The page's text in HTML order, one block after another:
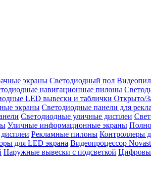
экраны Светодиодный пол
навигационные пилоны
LED вывески и таблички Открыто/
экраны Светодиодные панели для
Светодиодные уличные дисплеи
Уличные информационные экраны
Рекламные пилоны Контроллеры
для LED экрана Видеопроцессор
Наружные вывески с подсветкой